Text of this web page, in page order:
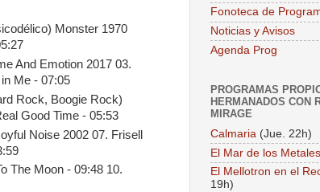
Monster 1970
And Emotion 2017 03.
Me - 07:05
Rock, Boogie Rock)
Good Time - 05:53
Noise 2002 07. Frisell
The Moon - 09:48 10.
Fonoteca de
Noticias y Avisos
Agenda Prog
PROGRAMAS
HERMANADOS CON
MIRAGE
Calmaria (Jue. 22h)
El Mar de los Metales
El Mellotron en el
19h)